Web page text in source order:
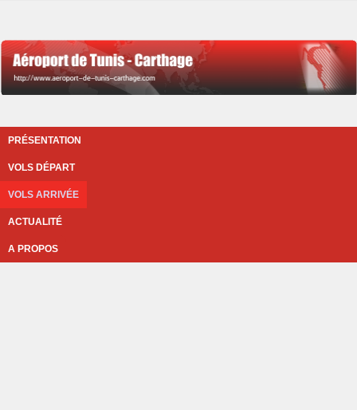
PRÉSENTATION
VOLS DÉPART
VOLS ARRIVÉE
ACTUALITÉ
A PROPOS